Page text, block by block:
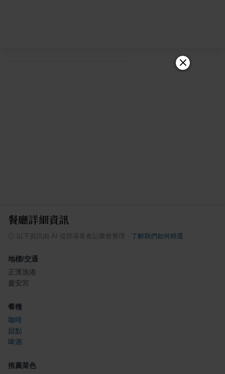
餐廳詳細資訊
以下資訊由 AI 從部落客食記彙整整理 了解我們如何精選
地標/交通
正濱漁港
慶安宮
餐種
咖啡
甜點
啤酒
推薦菜色